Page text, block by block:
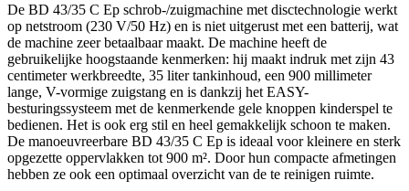
De BD 43/35 C Ep schrob-/zuigmachine met disctechnologie werkt
op netstroom (230 V/50 Hz) en is niet uitgerust met een batterij, wat
de machine zeer betaalbaar maakt. De machine heeft de
gebruikelijke hoogstaande kenmerken: hij maakt indruk met zijn 43
centimeter werkbreedte, 35 liter tankinhoud, een 900 millimeter
lange, V-vormige zuigstang en is dankzij het EASY-
besturingssysteem met de kenmerkende gele knoppen kinderspel te
bedienen. Het is ook erg stil en heel gemakkelijk schoon te maken.
De manoeuvreerbare BD 43/35 C Ep is ideaal voor kleinere en sterk
opgezette oppervlakken tot 900 m². Door hun compacte afmetingen
hebben ze ook een optimaal overzicht van de te reinigen ruimte.